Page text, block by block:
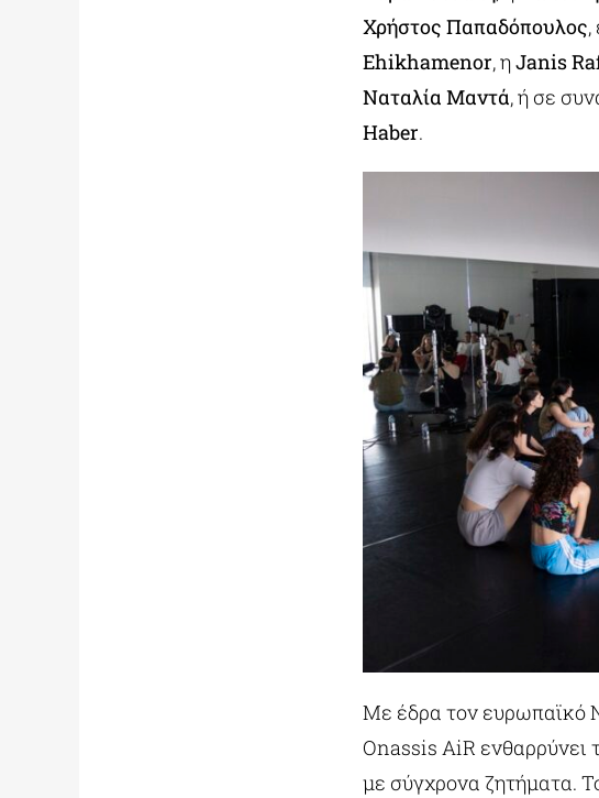
Χρήστος Παπαδόπουλος,
Ehikhamenor, ηJanis
Ναταλία Μαντά, ή σε
Haber.
Με έδρα τον ευρωπαϊκό
Onassis AiR ενθαρρύνει
με σύγχρονα ζητήματα.